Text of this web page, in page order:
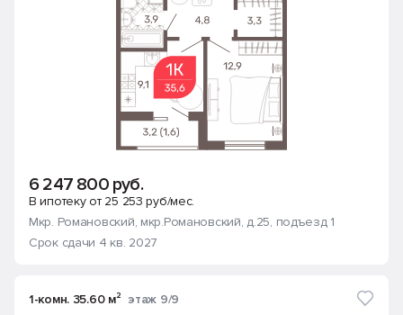
6 247 800 руб.
В ипотеку от 25 253 руб/мес.
Мкр. Романовский, мкр.Романовский, д.25, подъезд 1
Срок сдачи 4 кв. 2027
1-комн. 35.60 м² этаж 9/9